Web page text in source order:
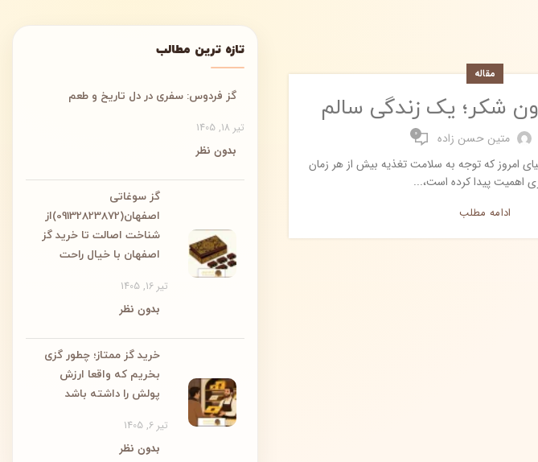
مقاله
شکر؛ یک زندگی سالم
متین حسن زاده 0
امروز که توجه به سلامت تغذیه بیش از هر زمان
اهمیت پیدا کرده است،...
ادامه مطلب
تازه ترین مطالب
گز فردوس: سفری در دل تاریخ و طعم
تیر 18, 1405
بدون نظر
گز سوغاتی
اصفهان(09132823872)از
شناخت اصالت تا خرید گز
اصفهان با خیال راحت
تیر 16, 1405
بدون نظر
خرید گز ممتاز؛ چطور گزی
بخریم که واقعا ارزش
پولش را داشته باشد
تیر 6, 1405
بدون نظر